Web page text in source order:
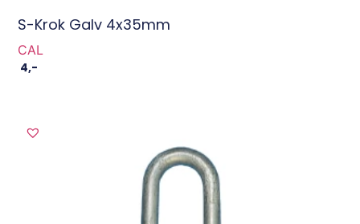
S-Krok Galv 4x35mm
CAL
4,-